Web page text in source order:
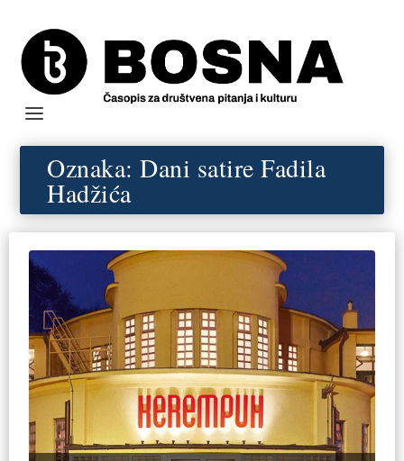
Oznaka:Dani satire Fadila
Hadžića